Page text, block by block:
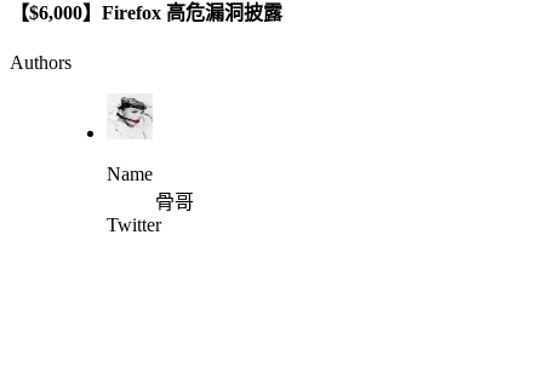
【$6,000】Firefox 高危漏洞披露
Authors
Name
骨哥
Twitter